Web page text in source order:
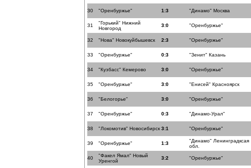
30 "Оренбуржье" 1:3 "Динамо" Москва
31
"Горький" Нижний
Новгород
3:0 "Оренбуржье"
32 "Нова" Новокуйбышевск 2:3 "Оренбуржье"
33 "Оренбуржье" 0:3 "Зенит" Казань
34 "Кузбасс" Кемерово 3:0 "Оренбуржье"
35 "Оренбуржье" 3:0 "Енисей" Красноярск
36 "Белогорье" 3:0 "Оренбуржье"
37 "Оренбуржье" 0:3 "Динамо-Урал"
38 "Локомотив" Новосибирск 3:1 "Оренбуржье"
39 "Оренбуржье" 1:3
"Динамо" Ленинградксая
обл.
40
"Факел Ямал" Новый
Уренгой
3:2 "Оренбуржье"